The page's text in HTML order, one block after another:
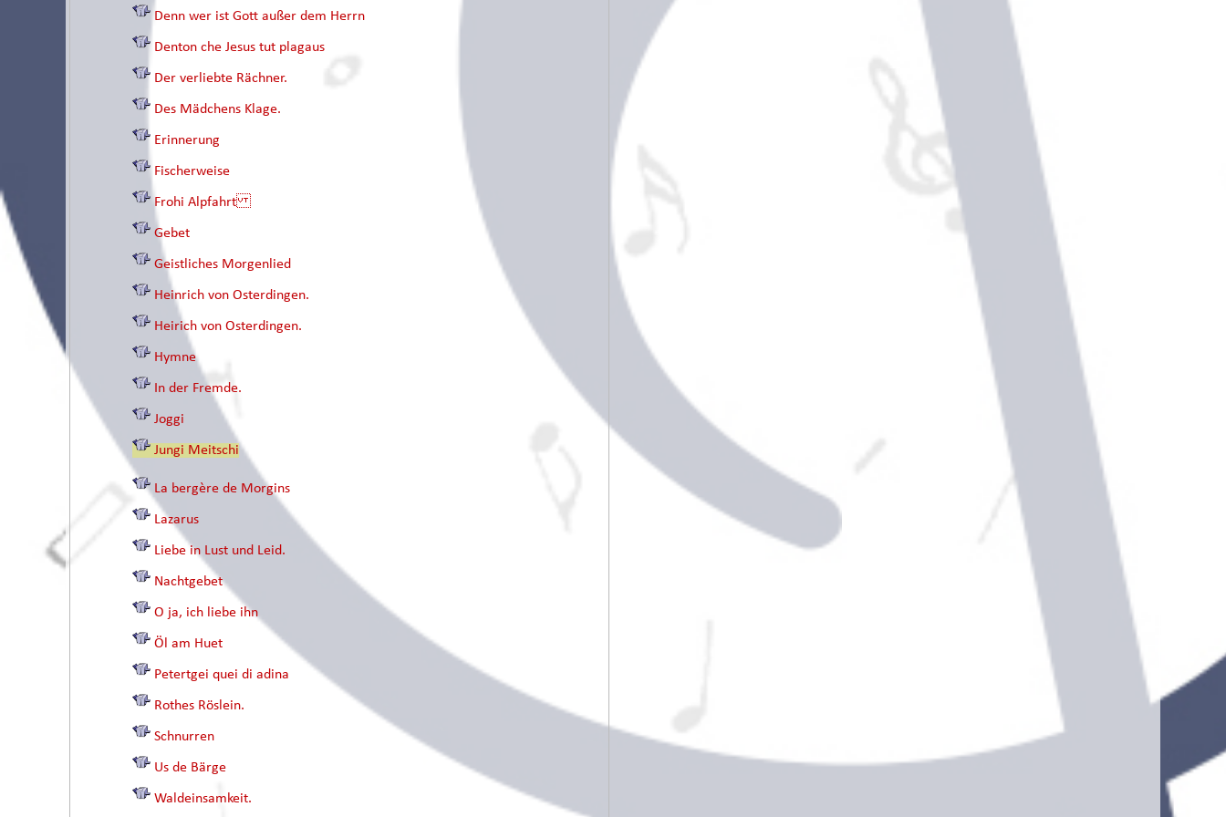
Denn wer ist Gott außer dem Herrn
Denton che Jesus tut plagaus
Der verliebte Rächner.
Des Mädchens Klage.
Erinnerung
Fischerweise
Frohi Alpfahrt
Gebet
Geistliches Morgenlied
Heinrich von Osterdingen.
Heirich von Osterdingen.
Hymne
In der Fremde.
Joggi
Jungi Meitschi
La bergère de Morgins
Lazarus
Liebe in Lust und Leid.
Nachtgebet
O ja, ich liebe ihn
Öl am Huet
Petertgei quei di adina
Rothes Röslein.
Schnurren
Us de Bärge
Waldeinsamkeit.